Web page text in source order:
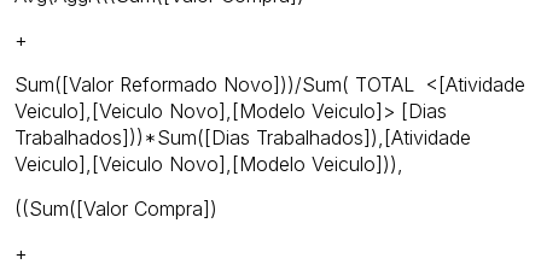
+
Sum([Valor Reformado Novo]))/Sum( TOTAL <[Atividade
Veiculo],[Veiculo Novo],[Modelo Veiculo]> [Dias
Trabalhados]))*Sum([Dias Trabalhados]),[Atividade
Veiculo],[Veiculo Novo],[Modelo Veiculo])),
((Sum([Valor Compra])
+